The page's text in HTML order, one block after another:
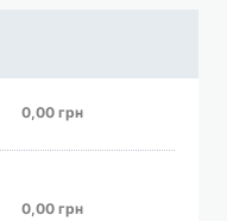
0,00 грн
0,00 грн